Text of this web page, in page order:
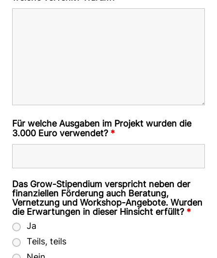
Für welche Ausgaben im Projekt wurden die
3.000 Euro verwendet? *
Das Grow-Stipendium verspricht neben der
finanziellen Förderung auch Beratung,
Vernetzung und Workshop-Angebote. Wurden
die Erwartungen in dieser Hinsicht erfüllt? *
Ja
Teils, teils